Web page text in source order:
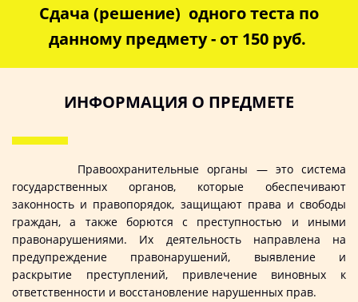
Сдача (решение) одного теста по
данному предмету - от 150 руб.
ИНФОРМАЦИЯ О ПРЕДМЕТЕ
Правоохранительные органы — это система
государственных органов, которые обеспечивают
законность и правопорядок, защищают права и свободы
граждан, а также борются с преступностью и иными
правонарушениями. Их деятельность направлена на
предупреждение правонарушений, выявление и
раскрытие преступлений, привлечение виновных к
ответственности и восстановление нарушенных прав.